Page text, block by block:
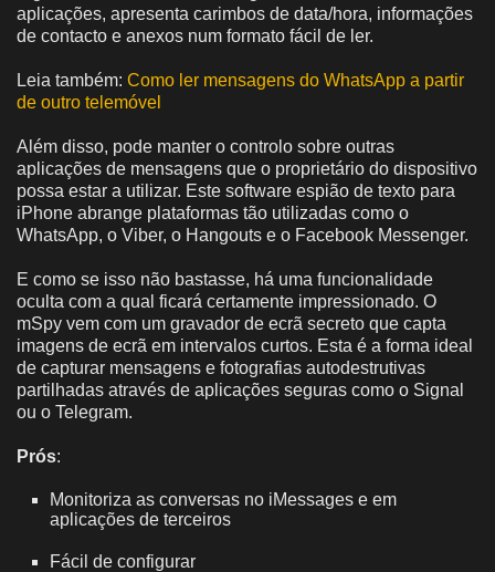
aplicações, apresenta carimbos de data/hora, informações
de contacto e anexos num formato fácil de ler.
Leia também: Como ler mensagens do WhatsApp a partir
de outro telemóvel
Além disso, pode manter o controlo sobre outras
aplicações de mensagens que o proprietário do dispositivo
possa estar a utilizar. Este software espião de texto para
iPhone abrange plataformas tão utilizadas como o
WhatsApp, o Viber, o Hangouts e o Facebook Messenger.
E como se isso não bastasse, há uma funcionalidade
oculta com a qual ficará certamente impressionado. O
mSpy vem com um gravador de ecrã secreto que capta
imagens de ecrã em intervalos curtos. Esta é a forma ideal
de capturar mensagens e fotografias autodestrutivas
partilhadas através de aplicações seguras como o Signal
ou o Telegram.
Prós:
Monitoriza as conversas no iMessages e em
aplicações de terceiros
Fácil de configurar